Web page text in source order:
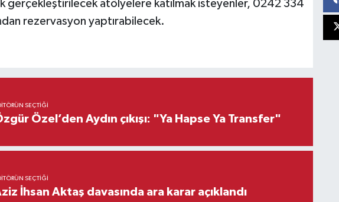
gerçekleştirilecek atölyelere katılmak isteyenler, 0242 334
rezervasyon yaptırabilecek.
SEÇTIĞI
Özel’den Aydın çıkışı: "Ya Hapse Ya Transfer"
SEÇTIĞI
İhsan Aktaş davasında ara karar açıklandı